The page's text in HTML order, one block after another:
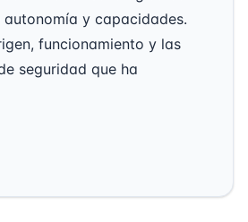
autonomía y capacidades.
funcionamiento y las
seguridad que ha